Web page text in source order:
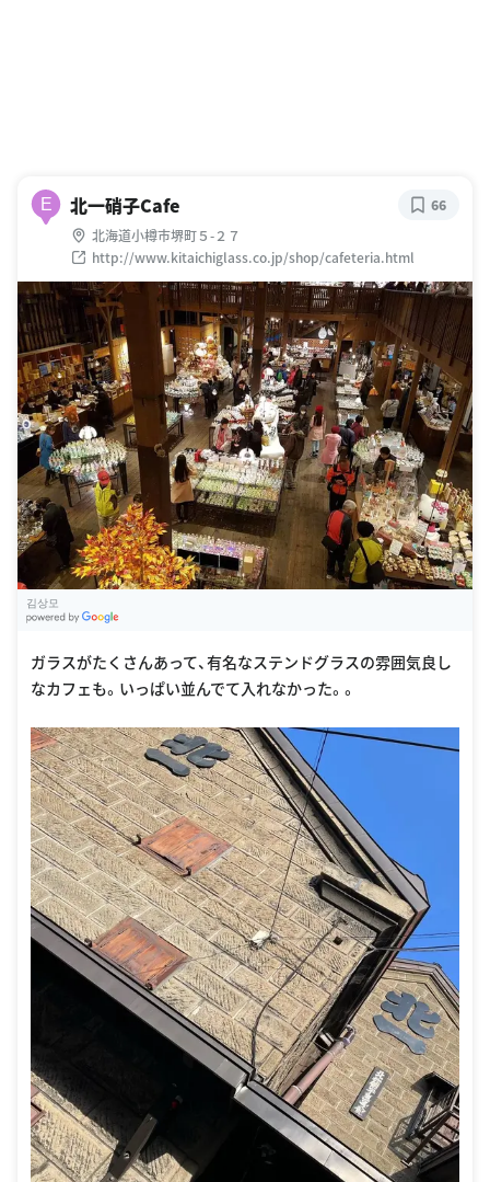
E 北一硝子Cafe
北海道小樽市堺町５-２７
http://www.kitaichiglass.co.jp/shop/cafeteria.html
66
김상모
ガラスがたくさんあって、有名なステンドグラスの雰囲気良し
なカフェも。いっぱい並んでて入れなかった。。